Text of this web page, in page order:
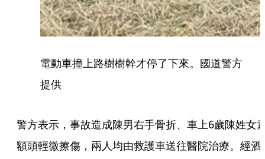
電動車撞上路樹樹幹才停了下來。國道警方
提供
警方表示，事故造成陳男右手骨折、車上6歲陳姓女
額頭輕微擦傷，兩人均由救護車送往醫院治療。經酒